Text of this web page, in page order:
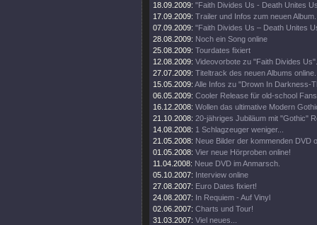
18.09.2009: "Faith Divides Us - Death Unites
17.09.2009: Trailer und Infos zum neuen Album.
07.09.2009: "Faith Divides Us – Death Unites
28.08.2009: Noch ein Song online
25.08.2009: Tourdates fixiert
12.08.2009: Videovorbote zu "Faith Divides Us".
27.07.2009: Titeltrack des neuen Albums online.
15.05.2009: Alle Infos zu "Drown In Darkness-
06.05.2009: Cooler Release für old-school
16.12.2008: Wollen das ultimative Modern
21.10.2008: 20-jähriges Jubiläum mit "Gothic"
14.08.2008: 1 Schlagzeuger weniger...
21.05.2008: Neue Bilder der kommenden DVD
01.05.2008: Vier neue Hörproben online!
11.04.2008: Neue DVD im Anmarsch.
05.10.2007: Interview online
27.08.2007: Euro Dates fixiert!
24.08.2007: In Requiem - Auf Vinyl
02.06.2007: Charts und Tour!
31.03.2007: Viel neues...